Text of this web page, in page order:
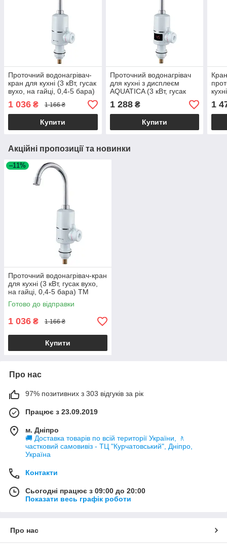
Проточний водонагрівач-
кран для кухні (3 кВт, гусак
вухо, на гайці, 0,4-5 бара)
1 036 ₴ 1 166 ₴
Купити
Проточний водонагрівач
для кухні з дисплеєм
AQUATICA (3 кВт, гусак
вухо, на гайці, 0,4-5 бар)
1 288₴
Купити
1
Акційні пропозиції та новинки
–11%
Проточний водонагрівач-кран
для кухні (3 кВт, гусак вухо,
на гайці, 0,4-5 бара) ТМ
AQUATICA
Готово до відправки
1 036 ₴ 1 166 ₴
Купити
Про нас
97% позитивних з 303 відгуків за рік
Працює з 23.09.2019
м. Дніпро
🚚 Доставка товарів по всій території України, 🚶
частковий самовивіз - ТЦ "Курчатовський", Дніпро,
Україна
Контакти
Сьогодні працює з 09:00 до 20:00
Показати весь графік роботи
Про нас